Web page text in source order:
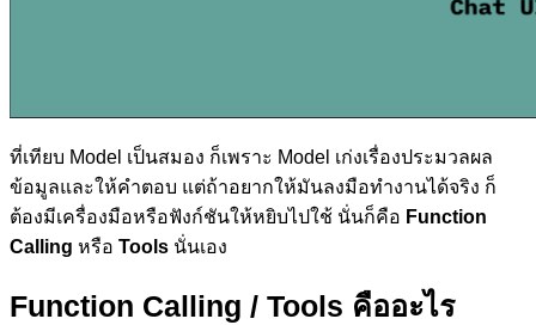
ที่เทียบ Model เป็นสมอง ก็เพราะ Model เก่งเรื่องประมวลผล
ข้อมูลและให้คำตอบ แต่ถ้าอยากให้มันลงมือทำงานได้จริง ก็
ต้องมีเครื่องมือหรือฟังก์ชันให้หยิบไปใช้ นั่นก็คือ Function
Calling หรือ Tools นั่นเอง
Function Calling / Tools คืออะไร